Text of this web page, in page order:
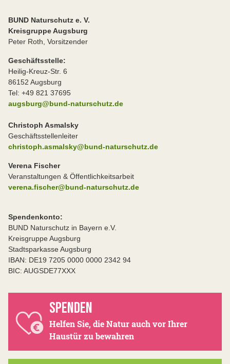
BUND Naturschutz e. V.
Kreisgruppe Augsburg
Peter Roth, Vorsitzender
Geschäftsstelle:
Heilig-Kreuz-Str. 6
86152 Augsburg
Tel: +49 821 37695
augsburg@bund-naturschutz.de
Christoph Asmalsky
Geschäftsstellenleiter
christoph.asmalsky@bund-naturschutz.de
Verena Fischer
Veranstaltungen & Öffentlichkeitsarbeit
verena.fischer@bund-naturschutz.de
Spendenkonto:
BUND Naturschutz in Bayern e.V.
Kreisgruppe Augsburg
Stadtsparkasse Augsburg
IBAN: DE19 7205 0000 0000 2342 94
BIC: AUGSDE77XXX
SPENDEN
Helfen Sie, die Natur auch vor Ihrer
Haustür zu bewahren